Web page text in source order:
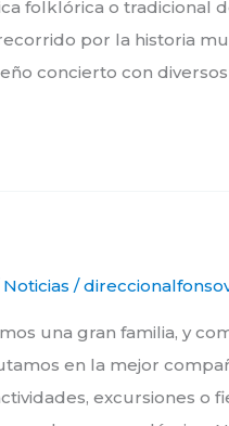
folklórica o tradicional
por la historia
concierto con
Noticias /
una gran familia, y
en la mejor
excursiones o